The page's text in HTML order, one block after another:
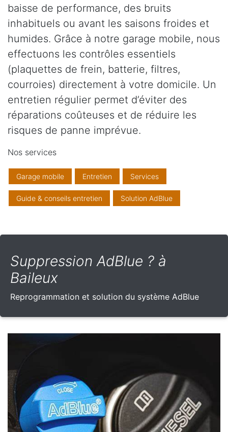
baisse de performance, des bruits
inhabituels ou avant les saisons froides et
humides. Grâce à notre garage mobile, nous
effectuons les contrôles essentiels
(plaquettes de frein, batterie, filtres,
courroies) directement à votre domicile. Un
entretien régulier permet d’éviter des
réparations coûteuses et de réduire les
risques de panne imprévue.
Nos services
Garage mobile Entretien Services
Guide & conseils entretien Solution AdBlue
Suppression AdBlue ? à
Baileux
Reprogrammation et solution du système AdBlue